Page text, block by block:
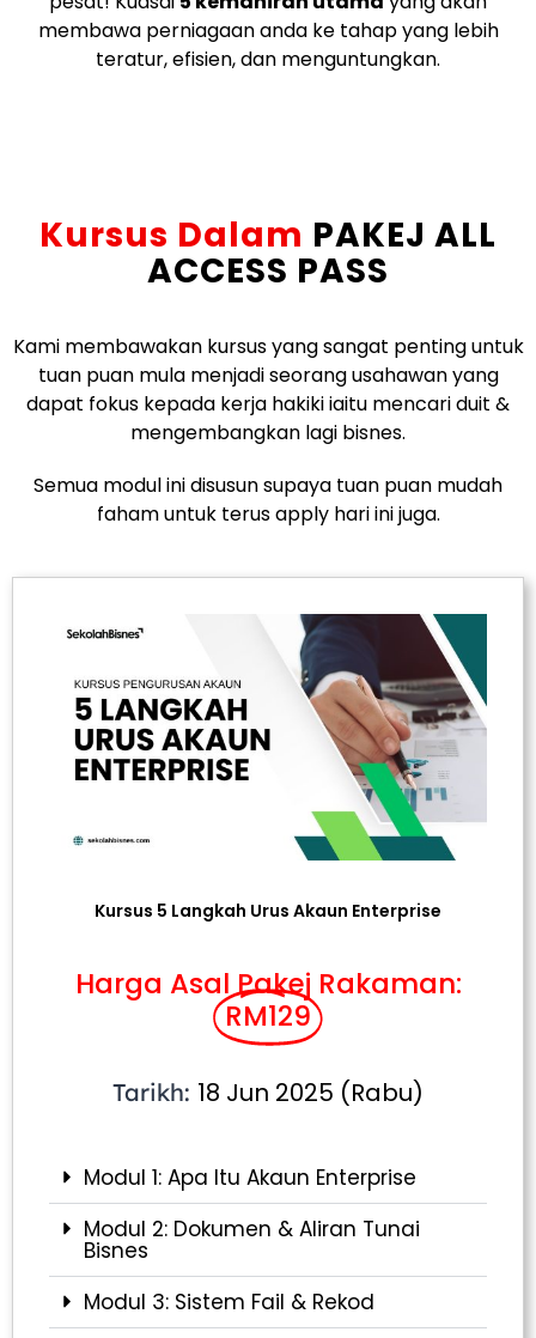
membawa perniagaan anda ke tahap yang lebih
teratur, efisien, dan menguntungkan.
Kursus Dalam PAKEJ ALL
ACCESS PASS
Kami membawakan kursus yang sangat penting untuk
tuan puan mula menjadi seorang usahawan yang
dapat fokus kepada kerja hakiki iaitu mencari duit &
mengembangkan lagi bisnes.
Semua modul ini disusun supaya tuan puan mudah
faham untuk terus apply hari ini juga.
Kursus 5 Langkah Urus Akaun Enterprise
Harga Asal Pakej Rakaman:
RM129
Tarikh: 18 Jun 2025 (Rabu)
Modul 1: Apa Itu Akaun Enterprise
Modul 2: Dokumen & Aliran Tunai
Bisnes
Modul 3: Sistem Fail & Rekod